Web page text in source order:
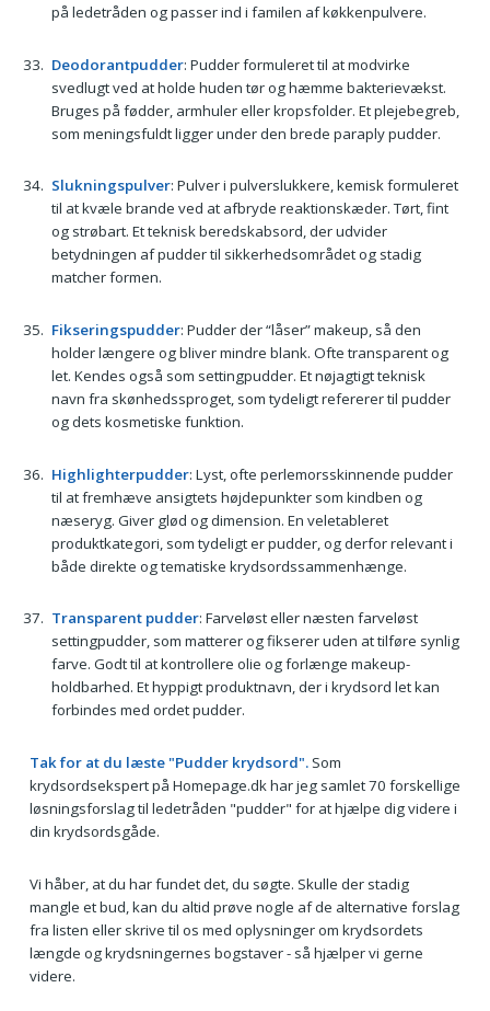
på ledetråden og passer ind i familen af køkkenpulvere.
Deodorantpudder: Pudder formuleret til at modvirke
svedlugt ved at holde huden tør og hæmme bakterievækst.
Bruges på fødder, armhuler eller kropsfolder. Et plejebegreb,
som meningsfuldt ligger under den brede paraply pudder.
Slukningspulver: Pulver i pulverslukkere, kemisk formuleret
til at kvæle brande ved at afbryde reaktionskæder. Tørt, fint
og strøbart. Et teknisk beredskabsord, der udvider
betydningen af pudder til sikkerhedsområdet og stadig
matcher formen.
Fikseringspudder: Pudder der “låser” makeup, så den
holder længere og bliver mindre blank. Ofte transparent og
let. Kendes også som settingpudder. Et nøjagtigt teknisk
navn fra skønhedssproget, som tydeligt refererer til pudder
og dets kosmetiske funktion.
Highlighterpudder: Lyst, ofte perlemorsskinnende pudder
til at fremhæve ansigtets højdepunkter som kindben og
næseryg. Giver glød og dimension. En veletableret
produktkategori, som tydeligt er pudder, og derfor relevant i
både direkte og tematiske krydsordssammenhænge.
Transparent pudder: Farveløst eller næsten farveløst
settingpudder, som matterer og fikserer uden at tilføre synlig
farve. Godt til at kontrollere olie og forlænge makeup-
holdbarhed. Et hyppigt produktnavn, der i krydsord let kan
forbindes med ordet pudder.
Tak for at du læste "Pudder krydsord".Som
krydsordsekspert på Homepage.dk har jeg samlet 70 forskellige
løsningsforslag til ledetråden "pudder" for at hjælpe dig videre i
din krydsordsgåde.
Vi håber, at du har fundet det, du søgte. Skulle der stadig
mangle et bud, kan du altid prøve nogle af de alternative forslag
fra listen eller skrive til os med oplysninger om krydsordets
længde og krydsningernes bogstaver - så hjælper vi gerne
videre.